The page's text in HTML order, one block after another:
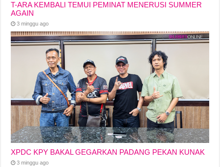
T-ARA KEMBALI TEMUI PEMINAT MENERUSI SUMMER
AGAIN
3 minggu ago
XPDC KPY BAKAL GEGARKAN PADANG PEKAN KUNAK
3 minggu ago